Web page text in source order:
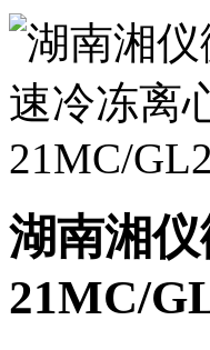
湖南湘
21MC/